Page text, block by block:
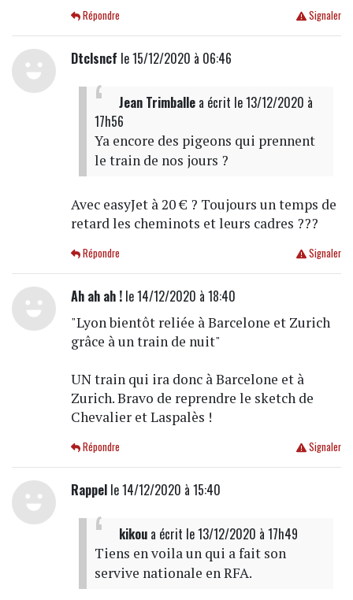
Signaler
Répondre
Dtclsncf le 15/12/2020 à 06:46
Jean Trimballea écrit le 13/12/2020 à
17h56
Ya encore des pigeons qui prennent
le train de nos jours ?
Avec easyJet à 20 € ? Toujours un temps de
retard les cheminots et leurs cadres ???
Signaler
Répondre
Ah ah ah !le 14/12/2020 à 18:40
"Lyon bientôt reliée à Barcelone et Zurich
grâce à un train de nuit"
UN train qui ira donc à Barcelone et à
Zurich. Bravo de reprendre le sketch de
Chevalier et Laspalès !
Signaler
Répondre
Rappelle 14/12/2020 à 15:40
kikoua écrit le 13/12/2020 à 17h49
Tiens en voila un qui a fait son
servive nationale en RFA.